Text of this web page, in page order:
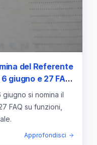
del Referente
giugno e 27 FAQ
giugno si nomina il
FAQ su funzioni,
Approfondisci